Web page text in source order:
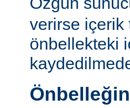
verirse içerik
önbellekteki
Önbelleğin